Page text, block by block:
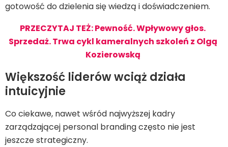
gotowość do dzielenia się wiedzą i doświadczeniem.
PRZECZYTAJ TEŻ: Pewność. Wpływowy głos.
Sprzedaż. Trwa cykl kameralnych szkoleń z Olgą
Kozierowską
Większość liderów wciąż działa
intuicyjnie
Co ciekawe, nawet wśród najwyższej kadry
zarządzającej personal branding często nie jest
jeszcze strategiczny.